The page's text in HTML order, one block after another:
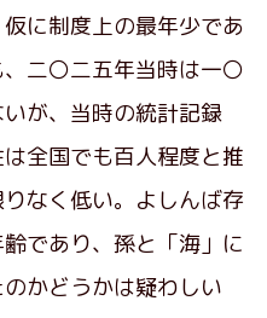
に制度上の最年少であ
二〇二五年当時は一〇
が、当時の統計記録
全国でも百人程度と推
なく低い。よしんば存
であり、孫と「海」に
かどうかは疑わしい